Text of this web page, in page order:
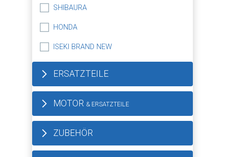
SHIBAURA
HONDA
ISEKI BRAND NEW
ERSATZTEILE
MOTOR & ERSATZTEILE
ZUBEHÖR